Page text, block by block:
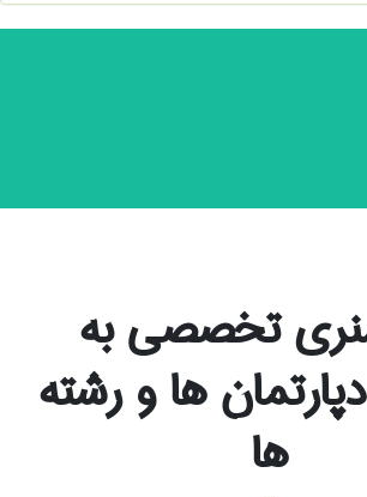
تخصصی به
ها و رشته
ها